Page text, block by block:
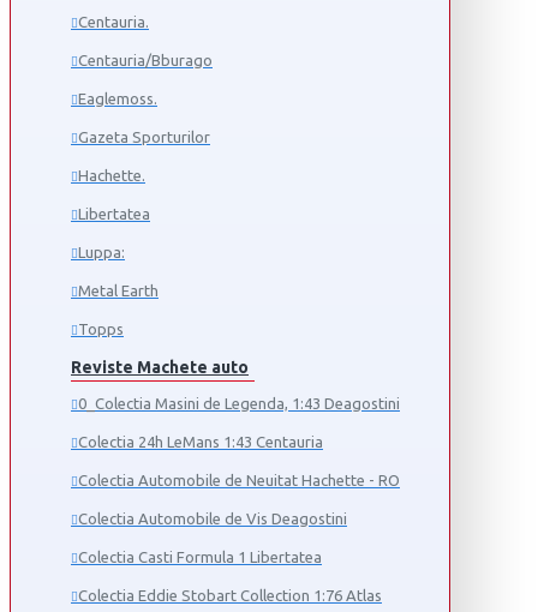
Centauria.
Centauria/Bburago
Eaglemoss.
Gazeta Sporturilor
Hachette.
Libertatea
Luppa:
Metal Earth
Topps
Reviste Machete auto
0_Colectia Masini de Legenda, 1:43 Deagostini
Colectia 24h LeMans 1:43 Centauria
Colectia Automobile de Neuitat Hachette - RO
Colectia Automobile de Vis Deagostini
Colectia Casti Formula 1 Libertatea
Colectia Eddie Stobart Collection 1:76 Atlas